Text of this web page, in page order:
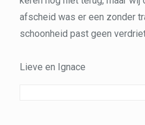
afscheid was er een zonder
schoonheid past geen
Lieve en Ignace